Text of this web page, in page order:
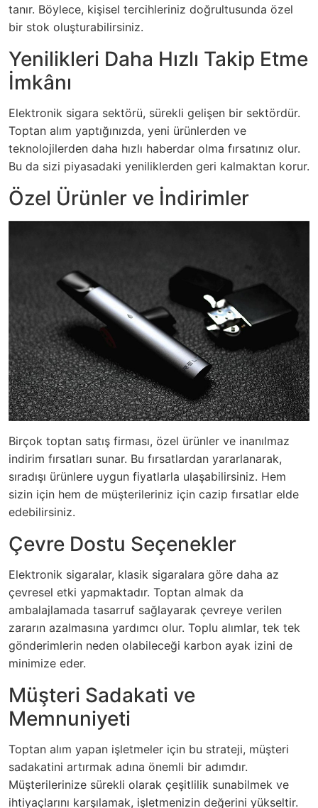
tanır. Böylece, kişisel tercihleriniz doğrultusunda özel
bir stok oluşturabilirsiniz.
Yenilikleri Daha Hızlı Takip Etme
İmkânı
Elektronik sigara sektörü, sürekli gelişen bir sektördür.
Toptan alım yaptığınızda, yeni ürünlerden ve
teknolojilerden daha hızlı haberdar olma fırsatınız olur.
Bu da sizi piyasadaki yeniliklerden geri kalmaktan korur.
Özel Ürünler ve İndirimler
Birçok toptan satış firması, özel ürünler ve inanılmaz
indirim fırsatları sunar. Bu fırsatlardan yararlanarak,
sıradışı ürünlere uygun fiyatlarla ulaşabilirsiniz. Hem
sizin için hem de müşterileriniz için cazip fırsatlar elde
edebilirsiniz.
Çevre Dostu Seçenekler
Elektronik sigaralar, klasik sigaralara göre daha az
çevresel etki yapmaktadır. Toptan almak da
ambalajlamada tasarruf sağlayarak çevreye verilen
zararın azalmasına yardımcı olur. Toplu alımlar, tek tek
gönderimlerin neden olabileceği karbon ayak izini de
minimize eder.
Müşteri Sadakati ve
Memnuniyeti
Toptan alım yapan işletmeler için bu strateji, müşteri
sadakatini artırmak adına önemli bir adımdır.
Müşterilerinize sürekli olarak çeşitlilik sunabilmek ve
ihtiyaçlarını karşılamak, işletmenizin değerini yükseltir.